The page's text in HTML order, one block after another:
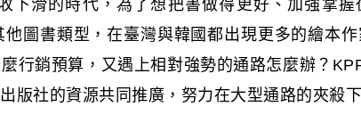
下滑的時代，為了想把書做得更好、加強掌握
圖書類型，在臺灣與韓國都出現更多的繪本
行銷預算，又遇上相對強勢的通路怎麼辦？
版社的資源共同推廣，努力在大型通路的夾殺